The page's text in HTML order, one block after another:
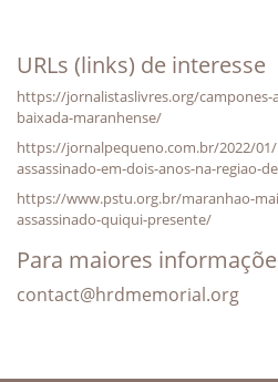
URLs (links) de interesse
https://jornalistaslivres.org/campones-
baixada-maranhense/
https://jornalpequeno.com.br/2022/
assassinado-em-dois-anos-na-regiao-
https://www.pstu.org.br/maranhao-
assassinado-quiqui-presente/
Para maiores
contact@hrdmemorial.org